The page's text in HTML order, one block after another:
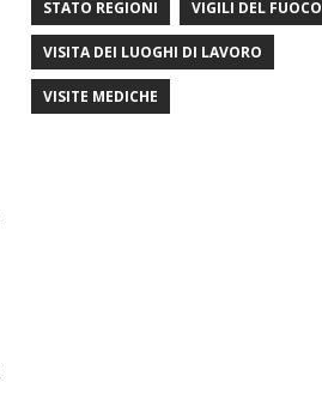
STATO REGIONI VIGILI DEL FUOCO
VISITA DEI LUOGHI DI LAVORO
VISITE MEDICHE